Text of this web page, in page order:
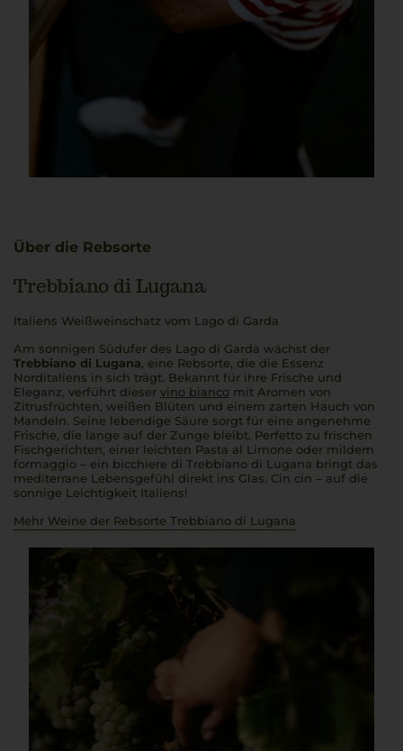
Über die Rebsorte
Trebbiano di Lugana
Italiens Weißweinschatz vom Lago di Garda
Am sonnigen Südufer des Lago di Garda wächst der
Trebbiano di Lugana, eine Rebsorte, die die Essenz
Norditaliens in sich trägt. Bekannt für ihre Frische und
Eleganz, verführt dieser vino bianco mit Aromen von
Zitrusfrüchten, weißen Blüten und einem zarten Hauch von
Mandeln. Seine lebendige Säure sorgt für eine angenehme
Frische, die lange auf der Zunge bleibt. Perfetto zu frischen
Fischgerichten, einer leichten Pasta al Limone oder mildem
formaggio – ein bicchiere di Trebbiano di Lugana bringt das
mediterrane Lebensgefühl direkt ins Glas. Cin cin – auf die
sonnige Leichtigkeit Italiens!
Mehr Weine der Rebsorte Trebbiano di Lugana